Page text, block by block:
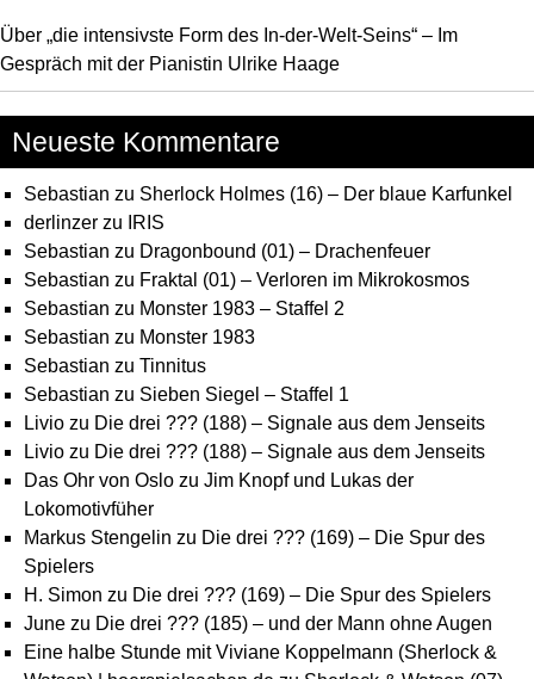
Über „die intensivste Form des In-der-Welt-Seins“ – Im
Gespräch mit der Pianistin Ulrike Haage
Neueste Kommentare
Sebastian zu Sherlock Holmes (16) – Der blaue Karfunkel
derlinzer zu
IRIS
Sebastian zu Dragonbound (01) – Drachenfeuer
Sebastian zu Fraktal (01) – Verloren im Mikrokosmos
Sebastian zu Monster 1983 – Staffel 2
Sebastian zu Monster 1983
Sebastian zu Tinnitus
Sebastian zu Sieben Siegel – Staffel 1
Livio zu Die drei ??? (188) – Signale aus dem Jenseits
Livio zu Die drei ??? (188) – Signale aus dem Jenseits
Das Ohr von Oslo zu Jim Knopf und Lukas der
Lokomotivfüher
Markus Stengelin zu Die drei ??? (169) – Die Spur des
Spielers
H. Simon zu Die drei ??? (169) – Die Spur des Spielers
June zu Die drei ??? (185) – und der Mann ohne Augen
Eine halbe Stunde mit Viviane Koppelmann (Sherlock &